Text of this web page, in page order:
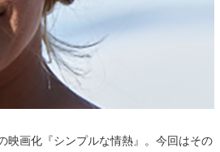
映画化『シンプルな情熱』。今回はその